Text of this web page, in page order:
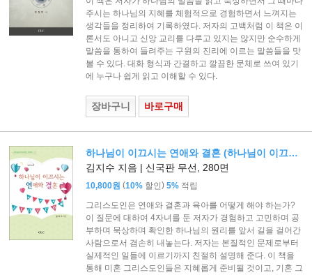
주시는 하나님의 지혜를 체험적으로 경험하면서 느껴지는
생각들을 정리하여 기록하였다. 저자의 고백처럼 이 책은 이
론서도 아니고 신앙 교리를 다루고 있지는 않지만 순수하게
말씀을 통하여 들려주는 구원의 진리에 이르는 말씀들을 맛
볼 수 있다. 대화 형식과 간결하고 깔끔한 문체로 쓰여 있기
에 누구나 쉽게 읽고 이해할 수 있다.
장바구니 바로구매
하나님이 이끄시는 연애와 결혼 (하나님이 이끄시는 시리즈 1)
김지수 지음 | 신국판 무선, 280면
10,800원 (10% 할인) 5% 적립
그리스도인은 연애와 결혼과 육아를 어떻게 해야 하는가?
이 질문에 대하여 4자녀를 둔 저자가 경험하고 고민하며 공
부하며 묵상하며 확인한 하나님의 원리를 앞서 길을 걸어간
사람으로서 겸손히 내놓는다. 저자는 본질적인 문제로부터
실제적인 일들에 이르기까지 친절히 설명해 준다. 이 책을
통해 미혼 그리스도인들은 지혜롭게 준비될 것이고, 기혼 그